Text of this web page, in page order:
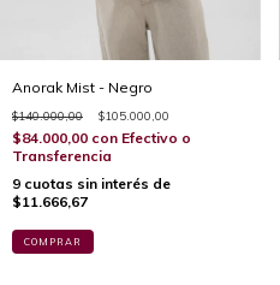
Anorak Mist - Negro
$140.000,00 $105.000,00
$84.000,00 con Efectivo o
Transferencia
9 cuotas sin interés de
$11.666,67
COMPRAR